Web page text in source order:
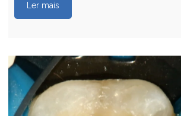
Ler mais